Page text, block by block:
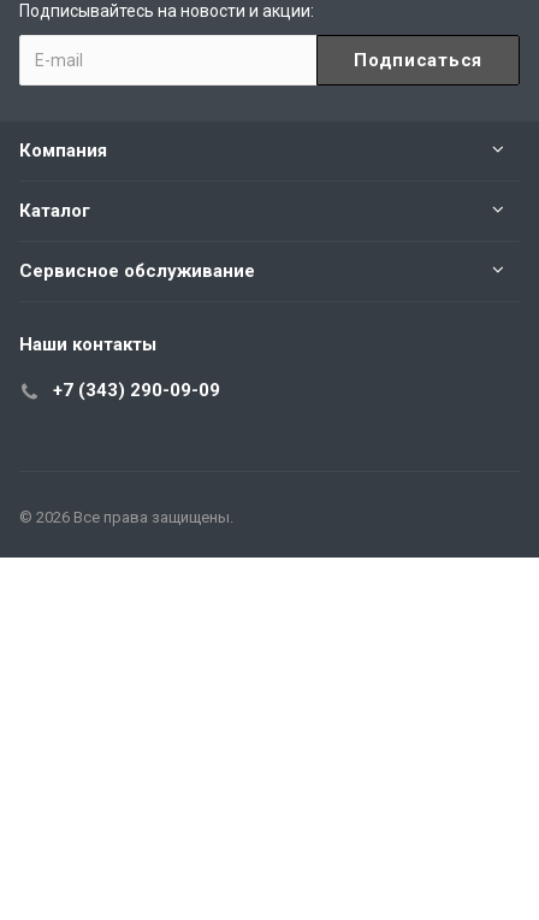
Подписывайтесь на новости и акции:
Компания
Каталог
Сервисное обслуживание
Наши контакты
+7 (343) 290-09-09
© 2026 Все права защищены.